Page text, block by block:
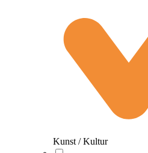
Kunst / Kultur